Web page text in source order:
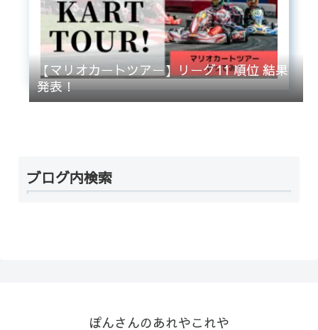
【マリオカートツアー】リーグ11 順位 結果
発表！
ブログ内検索
ぽんさんのあれやこれや